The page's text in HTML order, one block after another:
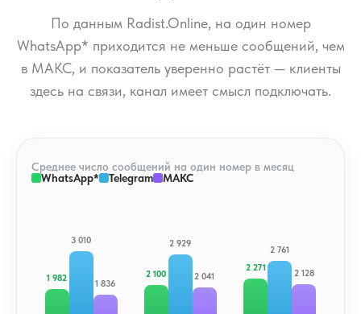
По данным Radist.Online, на один номер
WhatsApp* приходится не меньше сообщений, чем
в МАКС, и показатель уверенно растёт — клиенты
здесь на связи, канал имеет смысл подключать.
Среднее число сообщений на один номер в месяц
WhatsApp*
Telegram МАКС
1 982
3 010
1 836
2 100
2 929
2 041
2 271
2 761
2 128